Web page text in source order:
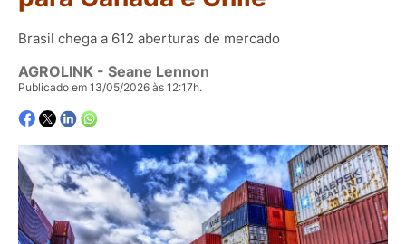
Brasil chega a 612 aberturas de mercado
AGROLINK - Seane Lennon
Publicado em 13/05/2026 às 12:17h.